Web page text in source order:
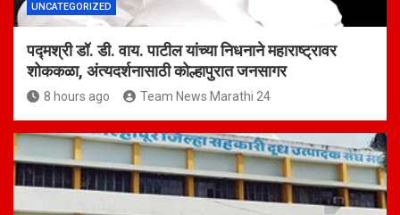
UNCATEGORIZED
पद्मश्री डॉ. डी. वाय. पाटील यांच्या निधनाने महाराष्ट्रावर
शोककळा, अंत्यदर्शनासाठी कोल्हापुरात जनसागर
8 hours ago Team News Marathi 24